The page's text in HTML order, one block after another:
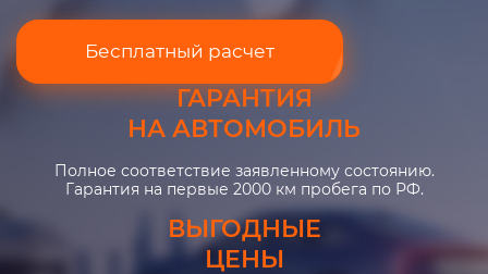
Бесплатный расчет
ГАРАНТИЯ
НА АВТОМОБИЛЬ
Полное соответствие заявленному состоянию.
Гарантия на первые 2000 км пробега по РФ.
ВЫГОДНЫЕ
ЦЕНЫ